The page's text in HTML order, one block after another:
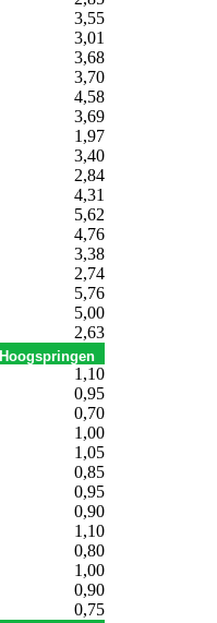
3,55
3,01
3,68
3,70
4,58
3,69
1,97
3,40
2,84
4,31
5,62
4,76
3,38
2,74
5,76
5,00
2,63
Hoogspringen
1,10
0,95
0,70
1,00
1,05
0,85
0,95
0,90
1,10
0,80
1,00
0,90
0,75